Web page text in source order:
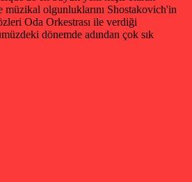
müzikal olgunluklarını Shostakovich'in
Oda Orkestrası ile verdiği
dönemde adından çok sık